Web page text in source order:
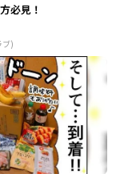
必見！
ブ)